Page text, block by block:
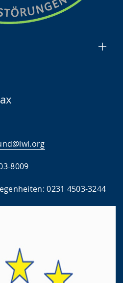
8009
0231 4503-3244